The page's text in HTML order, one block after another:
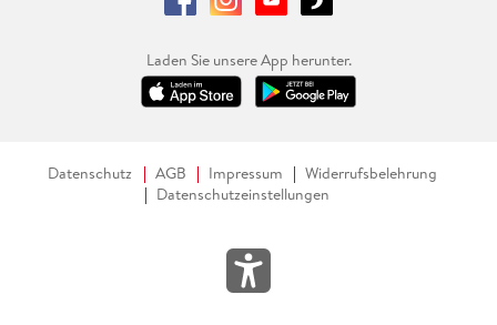
Laden Sie unsere App herunter.
Datenschutz AGB Impressum
Widerrufsbelehrung
Datenschutzeinstellungen